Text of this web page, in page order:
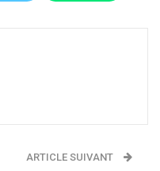
ARTICLE SUIVANT